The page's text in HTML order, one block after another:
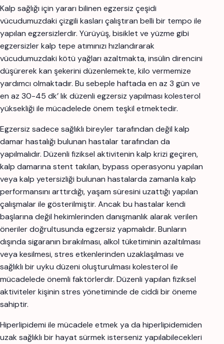
Kalp sağlığı için yararı bilinen egzersiz çeşidi
vücudumuzdaki çizgili kasları çalıştıran belli bir tempo ile
yapılan egzersizlerdir. Yürüyüş, bisiklet ve yüzme gibi
egzersizler kalp tepe atımınızı hızlandırarak
vücudumuzdaki kötü yağları azaltmakta, insülin direncini
düşürerek kan şekerini düzenlemekte, kilo vermemize
yardımcı olmaktadır. Bu sebeple haftada en az 3 gün ve
en az 30-45 dk’ lık düzenli egzersiz yapılması kolesterol
yüksekliği ile mücadelede önem teşkil etmektedir.
Egzersiz sadece sağlıklı bireyler tarafından değil kalp
damar hastalığı bulunan hastalar tarafından da
yapılmalıdır. Düzenli fiziksel aktivitenin kalp krizi geçiren,
kalp damarına stent takılan, bypass operasyonu yapılan
veya kalp yetersizliği bulunan hastalarda zamanla kalp
performansını arttırdığı, yaşam süresini uzattığı yapılan
çalışmalar ile gösterilmiştir. Ancak bu hastalar kendi
başlarına değil hekimlerinden danışmanlık alarak verilen
öneriler doğrultusunda egzersiz yapmalıdır. Bunların
dışında sigaranın bırakılması, alkol tüketiminin azaltılması
veya kesilmesi, stres etkenlerinden uzaklaşılması ve
sağlıklı bir uyku düzeni oluşturulması kolesterol ile
mücadelede önemli faktörlerdir. Düzenli yapılan fiziksel
aktiviteler kişinin stres yönetiminde de ciddi bir öneme
sahiptir.
Hiperlipidemi ile mücadele etmek ya da hiperlipidemiden
uzak sağlıklı bir hayat sürmek isterseniz yapılabilecekleri